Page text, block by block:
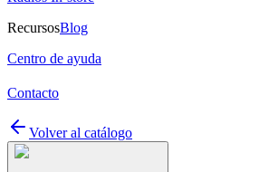
RecursosBlog
Centro de ayuda
Contacto
Volver al catálogo